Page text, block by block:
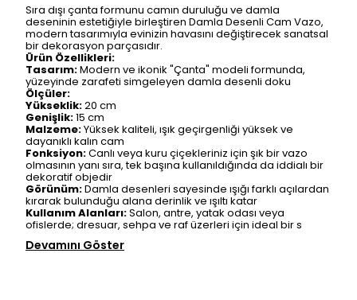
Sıra dışı çanta formunu camın duruluğu ve damla
deseninin estetiğiyle birleştiren Damla Desenli Cam Vazo,
modern tasarımıyla evinizin havasını değiştirecek sanatsal
bir dekorasyon parçasıdır.
Ürün Özellikleri:
Tasarım:Modern ve ikonik "Çanta" modeli formunda,
yüzeyinde zarafeti simgeleyen damla desenli doku
Ölçüler:
Yükseklik:20 cm
Genişlik: 15 cm
Malzeme: Yüksek kaliteli, ışık geçirgenliği yüksek ve
dayanıklı kalın cam
Fonksiyon:Canlı veya kuru çiçekleriniz için şık bir vazo
olmasının yanı sıra, tek başına kullanıldığında da iddialı bir
dekoratif objedir
Görünüm:Damla desenleri sayesinde ışığı farklı açılardan
kırarak bulunduğu alana derinlik ve ışıltı katar
Kullanım Alanları:Salon, antre, yatak odası veya
ofislerde; dresuar, sehpa ve raf üzerleri için ideal bir s
Devamını Göster